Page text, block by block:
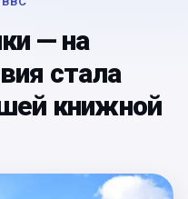
— на
стала
книжной